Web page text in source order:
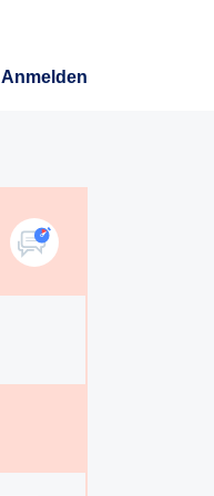
Anmelden